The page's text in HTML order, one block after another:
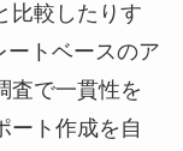
比較したりす
ートベースのア
査で一貫性を
ート作成を自